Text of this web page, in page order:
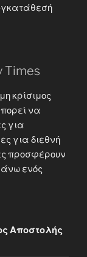
Times
κρίσιμος
να
για
για διεθνή
προσφέρουν
ενός
Αποστολής